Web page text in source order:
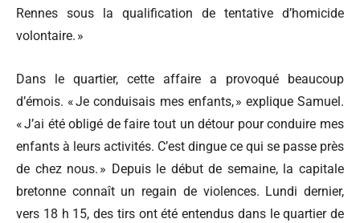
Rennes sous la qualification de tentative d’homicide
volontaire. »
Dans le quartier, cette affaire a provoqué beaucoup
d’émois. « Je conduisais mes enfants, » explique Samuel.
« J’ai été obligé de faire tout un détour pour conduire mes
enfants à leurs activités. C’est dingue ce qui se passe près
de chez nous. » Depuis le début de semaine, la capitale
bretonne connaît un regain de violences. Lundi dernier,
vers 18 h 15, des tirs ont été entendus dans le quartier de